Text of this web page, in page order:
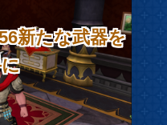
新たな武器を